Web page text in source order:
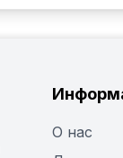
О нас